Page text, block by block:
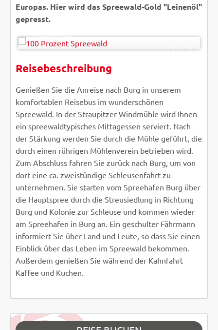
Europas. Hier wird das Spreewald-Gold "Leinenöl"
gepresst.
ZURÜCK
© Spreehafen Burg
Reisebeschreibung
Genießen Sie die Anreise nach Burg in unserem
komfortablen Reisebus im wunderschönen
Spreewald. In der Straupitzer Windmühle wird Ihnen
ein spreewaldtypisches Mittagessen serviert. Nach
der Stärkung werden Sie durch die Mühle geführt, die
durch einen rührigen Mühlenverein betrieben wird.
Zum Abschluss fahren Sie zurück nach Burg, um von
dort eine ca. zweistündige Schleusenfahrt zu
unternehmen. Sie starten vom Spreehafen Burg über
die Hauptspree durch die Streusiedlung in Richtung
Burg und Kolonie zur Schleuse und kommen wieder
am Spreehafen in Burg an. Ein geschulter Fährmann
informiert Sie über Land und Leute, so dass Sie einen
Einblick über das Leben im Spreewald bekommen.
Außerdem genießen Sie während der Kahnfahrt
Kaffee und Kuchen.